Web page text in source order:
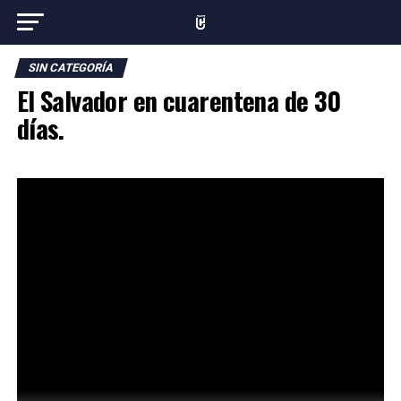
SIN CATEGORÍA
El Salvador en cuarentena de 30
días.
presidente, al confirmar que las últimas 102 pruebas